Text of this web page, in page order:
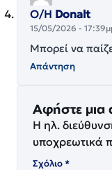
Ο/Η Donalt
15/05/2026 -
Μπορεί να
Απάντηση
Αφήστε μια
Η ηλ.
υποχρεωτικά
Σχόλιο*